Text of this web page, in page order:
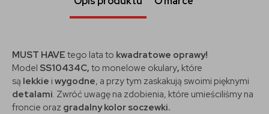
MUST HAVE tego lata to kwadratowe oprawy!
Model SS10434C, to monelowe okulary, które
są lekkie i wygodne, a przy tym zaskakują swoimi pięknymi
detalami. Zwróć uwagę na zdobienia, które umieściliśmy na
froncie oraz gradalny kolor soczewki.